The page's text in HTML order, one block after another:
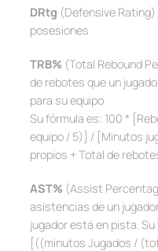
DRtg (Defensive
posesiones
TRB% (Total Rebound
de rebotes que un
para su equipo
Su fórmula es: 100 *
equipo / 5)] / [Minutos
propios + Total de
AST% (Assist
asistencias de un
jugador está en pista. Su
[((minutos Jugados /